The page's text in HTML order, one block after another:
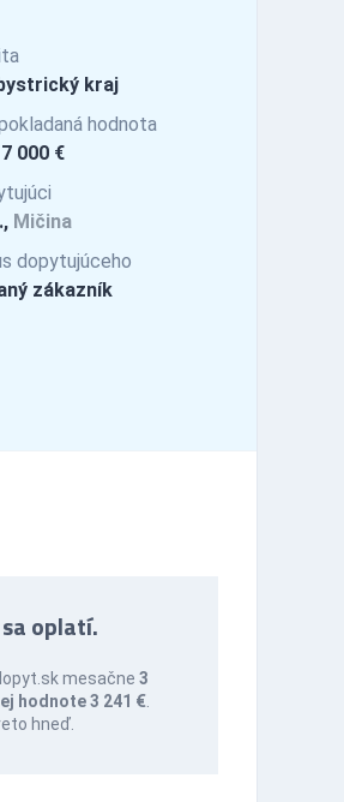
kraj
hodnota
000 €
Mičina
dopytujúceho
zákazník
oplatí.
mesačne 3
hodnote 3 241 €.
hneď.